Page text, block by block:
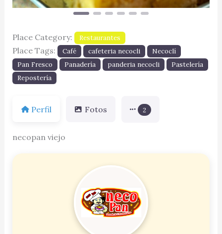
Place Category: Restaurantes
Place Tags: Café cafeteria necocli
Necoclí
Pan Fresco
Panadería panderia necocli
Pastelería
Repostería
Perfil Fotos 2
necopan viejo